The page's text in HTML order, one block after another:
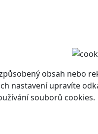
obsah nebo
nastavení upravíte
souborů cookies.